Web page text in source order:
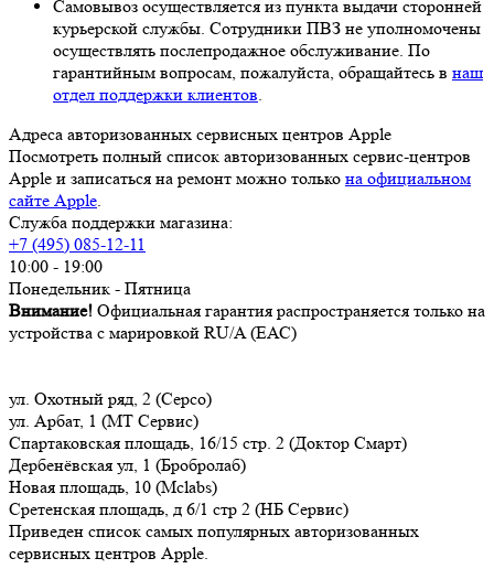
Самовывоз осуществляется из пункта выдачи сторонней
курьерской службы. Сотрудники ПВЗ не уполномочены
осуществлять послепродажное обслуживание. По
гарантийным вопросам, пожалуйста, обращайтесь в наш
отдел поддержки клиентов.
Адреса авторизованных сервисных центров Apple
Посмотреть полный список авторизованных сервис-центров
Apple и записаться на ремонт можно только на официальном
сайте Apple.
Служба поддержки магазина:
+7 (495) 085-12-11
10:00 - 19:00
Понедельник - Пятница
Внимание! Официальная гарантия распространяется только на
устройства с марировкой RU/A (ЕАС)
ул. Охотный ряд, 2 (Серсо)
ул. Арбат, 1 (МТ Сервис)
Спартаковская площадь, 16/15 стр. 2 (Доктор Смарт)
Дербенёвская ул, 1 (Бробролаб)
Новая площадь, 10 (Mclabs)
Сретенская площадь, д 6/1 стр 2 (НБ Сервис)
Приведен список самых популярных авторизованных
сервисных центров Apple.